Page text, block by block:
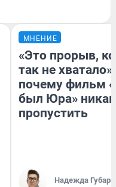
МНЕНИЕ
«Это прорыв,
так не хватало»:
почему фильм
был Юра»
пропустить
Надежда Губарь